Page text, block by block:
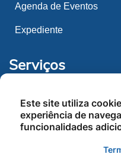
Agenda de Eventos
Expediente
Serviços
Convênios
Este site utiliza
experiência de
funcionalidades